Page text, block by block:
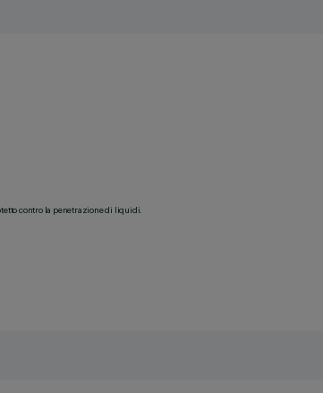
contro la penetrazione di liquidi.